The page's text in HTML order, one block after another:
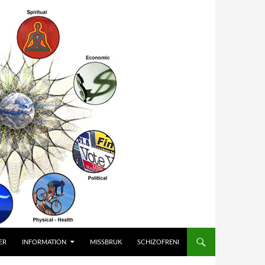
INFORMATION MISSBRUK SCHIZOFRENI